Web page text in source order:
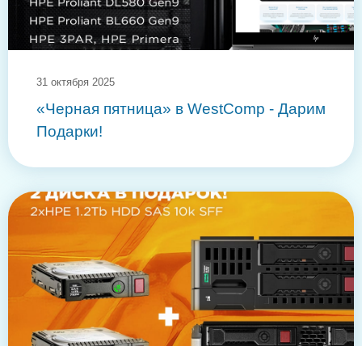
31 октября 2025
«Черная пятница» в WestComp - Дарим
Подарки!